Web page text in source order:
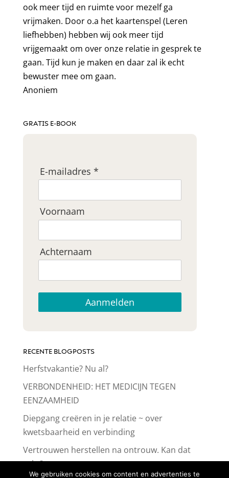
ook meer tijd en ruimte voor mezelf ga
vrijmaken. Door o.a het kaartenspel (Leren
liefhebben) hebben wij ook meer tijd
vrijgemaakt om over onze relatie in gesprek te
gaan. Tijd kun je maken en daar zal ik echt
bewuster mee om gaan.
Anoniem
GRATIS E-BOOK
E-mailadres *
Voornaam
Achternaam
Aanmelden
RECENTE BLOGPOSTS
Herfstvakantie? Nu al?
VERBONDENHEID: HET MEDICIJN TEGEN
EENZAAMHEID
Diepgang creëren in je relatie ~ over
kwetsbaarheid en verbinding
Vertrouwen herstellen na ontrouw. Kan dat
echt?
We gebruiken cookies om content en advertenties te